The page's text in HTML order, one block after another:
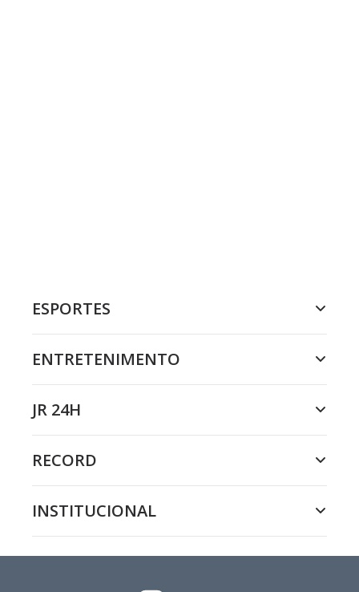
ESPORTES
ENTRETENIMENTO
JR 24H
RECORD
INSTITUCIONAL